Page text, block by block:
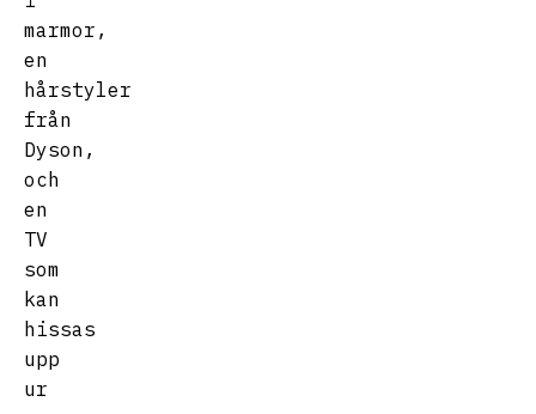
marmor,
en
hårstyler
från
Dyson,
och
en
TV
som
kan
hissas
upp
ur